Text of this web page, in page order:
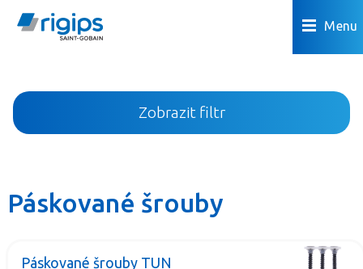
Menu
Zobrazit filtr
Páskované šrouby
Páskované šrouby TUN